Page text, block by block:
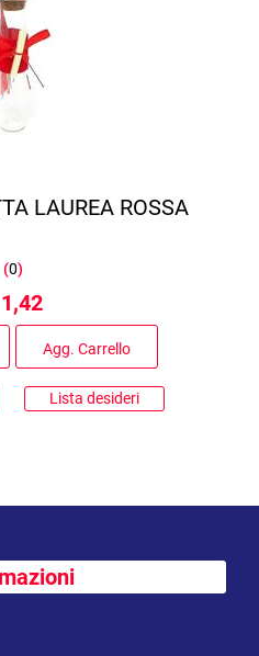
LAUREA ROSSA
(0)
Agg. Carrello
Lista desideri